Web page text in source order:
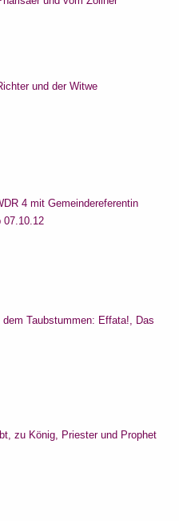
und der Witwe
4 mit Gemeindereferentin
07.10.12
Taubstummen: Effata!, Das
zu König, Priester und Prophet